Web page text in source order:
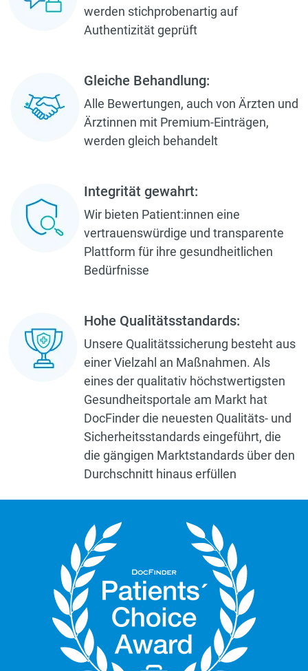
werden stichprobenartig auf
Authentizität geprüft
Gleiche Behandlung:
Alle Bewertungen, auch von Ärzten und
Ärztinnen mit Premium-Einträgen,
werden gleich behandelt
Integrität gewahrt:
Wir bieten Patient:innen eine
vertrauenswürdige und transparente
Plattform für ihre gesundheitlichen
Bedürfnisse
Hohe Qualitätsstandards:
Unsere Qualitätssicherung besteht aus
einer Vielzahl an Maßnahmen. Als
eines der qualitativ höchstwertigsten
Gesundheitsportale am Markt hat
DocFinder die neuesten Qualitäts- und
Sicherheitsstandards eingeführt, die
die gängigen Marktstandards über den
Durchschnitt hinaus erfüllen